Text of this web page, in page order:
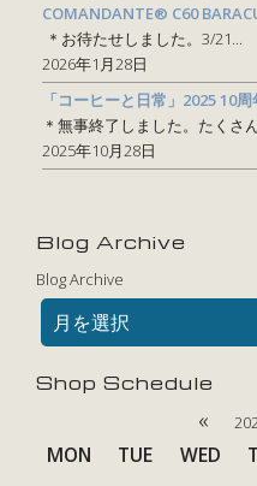
COMANDANTE® C60
＊お待たせしました。3/21...
2026年1月28日
「コーヒーと日常」2025 10
＊無事終了しました。たくさ
2025年10月28日
Blog Archive
Blog Archive
月を選択
Shop Schedule
«
MON TUE WED